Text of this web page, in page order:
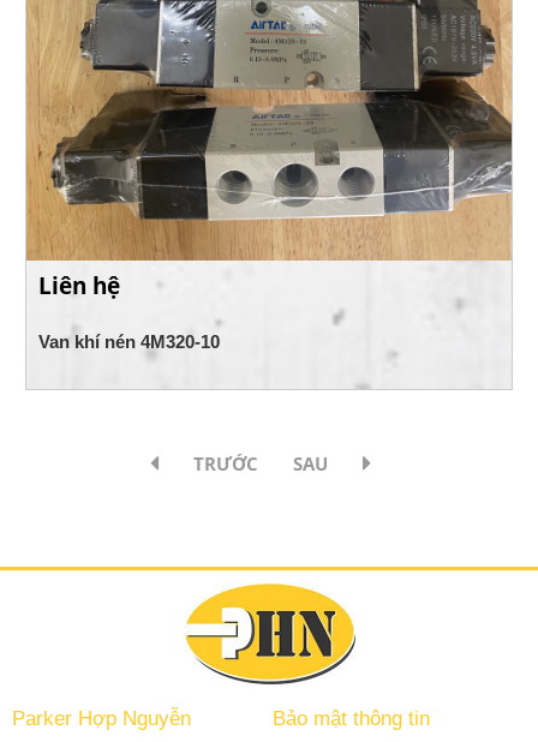
Liên hệ
Van khí nén 4M320-10
TRƯỚC SAU
Parker Hợp Nguyễn Bảo mật thông tin